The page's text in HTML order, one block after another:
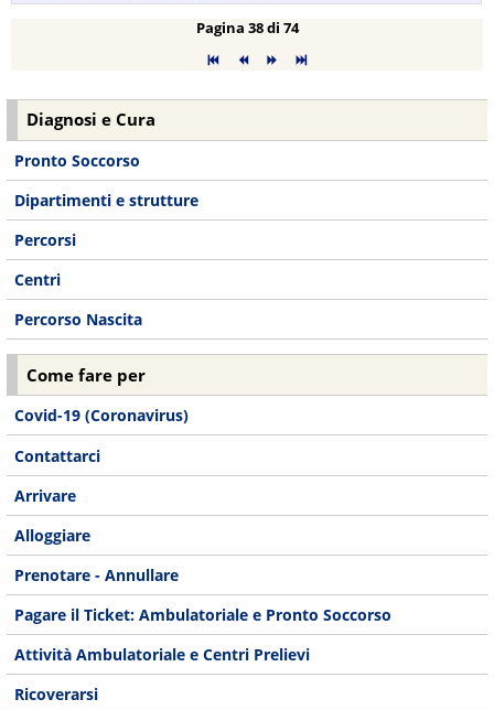
Pagina 38 di 74
Diagnosi e Cura
Pronto Soccorso
Dipartimenti e strutture
Percorsi
Centri
Percorso Nascita
Come fare per
Covid-19 (Coronavirus)
Contattarci
Arrivare
Alloggiare
Prenotare - Annullare
Pagare il Ticket: Ambulatoriale e Pronto Soccorso
Attività Ambulatoriale e Centri Prelievi
Ricoverarsi